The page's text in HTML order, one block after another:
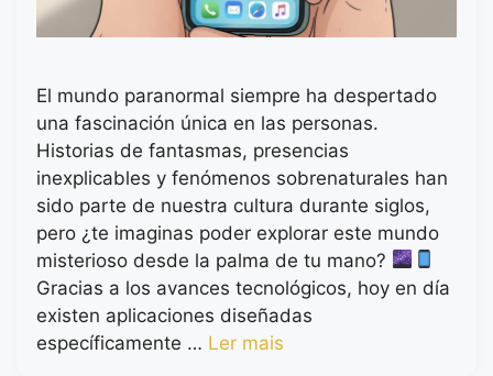
El mundo paranormal siempre ha despertado
una fascinación única en las personas.
Historias de fantasmas, presencias
inexplicables y fenómenos sobrenaturales han
sido parte de nuestra cultura durante siglos,
pero ¿te imaginas poder explorar este mundo
misterioso desde la palma de tu mano?
Gracias a los avances tecnológicos, hoy en día
existen aplicaciones diseñadas
específicamente … Ler mais